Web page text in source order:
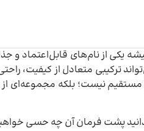
یکی از نام‌های قابل‌اعتماد و
نیست؛ بلکه مجموعه‌ای
پشت فرمان آن چه حسی خواهید داشت،